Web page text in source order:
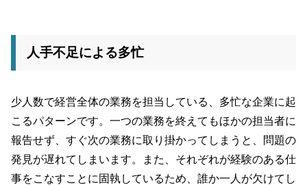
人手不足による多忙
少人数で経営全体の業務を担当している、多忙な企業に起
こるパターンです。一つの業務を終えてもほかの担当者に
報告せず、すぐ次の業務に取り掛かってしまうと、問題の
発見が遅れてしまいます。また、それぞれが経験のある仕
事をこなすことに固執しているため、誰か一人が欠けてし